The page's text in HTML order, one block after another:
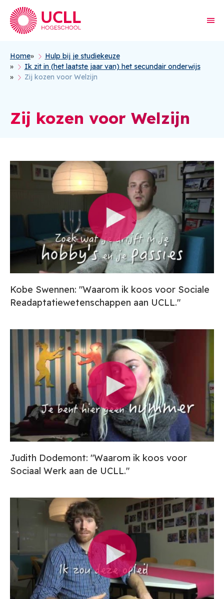
Kruimelpad
Home
Hulp bij je studiekeuze
Ik zit in (het laatste jaar van) het secundair onderwijs
Zij kozen voor Welzijn
Zij kozen voor Welzijn
Kobe Swennen: "Waarom ik koos voor Sociale
Readaptatiewetenschappen aan UCLL."
Judith Dodemont: "Waarom ik koos voor
Sociaal Werk aan de UCLL."